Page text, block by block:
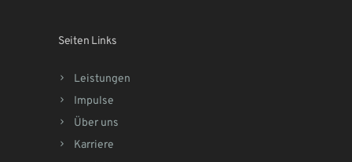
Seiten Links
Leistungen
Impulse
Über uns
Karriere